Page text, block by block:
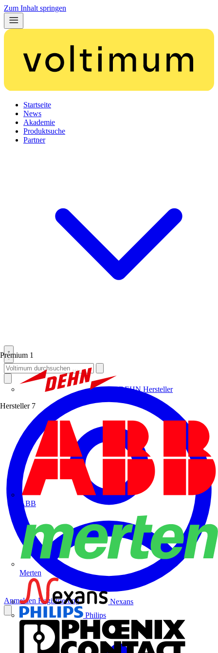
Zum Inhalt springen
Startseite
News
Akademie
Produktsuche
Partner
Premium 1
DEHN Hersteller
Hersteller 7
ABB
Merten
Nexans
Philips
Anmelden Registrierung